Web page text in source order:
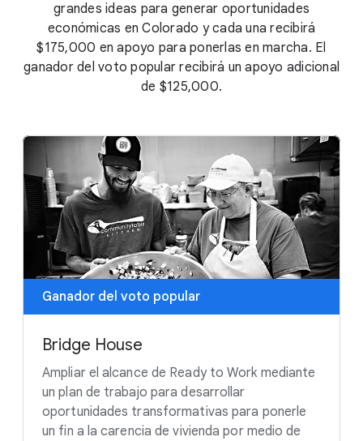
grandes ideas para generar oportunidades
económicas en Colorado y cada una recibirá
$175,000 en apoyo para ponerlas en marcha. El
ganador del voto popular recibirá un apoyo adicional
de $125,000.
Ganador del voto popular
Bridge House
Ampliar el alcance de Ready to Work mediante
un plan de trabajo para desarrollar
oportunidades transformativas para ponerle
un fin a la carencia de vivienda por medio de